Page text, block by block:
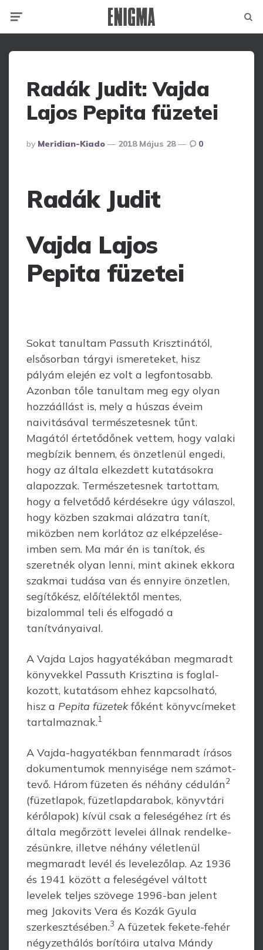
Radák Judit: Vajda
Lajos Pepita füzetei
Posted
By
By Meridian-Kiado 2018 Május 28 0
Radák Judit
Vajda Lajos
Pepita füzetei
Sokat tanultam Passuth Krisztinától,
elsősorban tárgyi ismereteket, hisz
pályám elején ez volt a legfontosabb.
Azonban tőle tanultam meg egy olyan
hozzáállást is, mely a húszas éveim
naivitásával természetesnek tűnt.
Magától értetődőnek vettem, hogy valaki
megbízik bennem, és önzetlenül engedi,
hogy az általa elkezdett kuta­tásokra
alapozzak. Természetesnek tartottam,
hogy a felvetődő kérdésekre úgy vála­szol,
hogy közben szakmai alázatra tanít,
miközben nem korlátoz az elképze­lé­se­
imben sem. Ma már én is tanítok, és
szeretnék olyan lenni, mint akinek ekkora
szakmai tudása van és ennyire önzetlen,
segítőkész, előítélektől mentes,
bizalommal teli és elfogadó a
tanítványaival.
A Vajda Lajos hagyatékában megmaradt
könyvekkel Passuth Krisztina is foglal­
kozott, kutatásom ehhez kapcsolható,
hisz a Pepita füzetekfőként könyvcí­meket
tar­tal­maznak.1
A Vajda-hagyatékban fennmaradt írásos
dokumentumok mennyisége nem szá­mot­
tevő. Három füzeten és néhány cédulán2
(füzetlapok, füzetlapdarabok, könyvtári
kérőlapok) kívül csak a feleségéhez írt és
általa megőrzött levelei állnak rendelke­
zésünkre, illetve néhány véletlenül
megmaradt levél és levelezőlap. Az 1936
és 1941 között a feleségével váltott
levelek teljes szövege 1996-ban jelent
meg Jakovits Vera és Kozák Gyula
szerkesztésében.3 A füzetek fekete-fehér
négyzethálós borítóira utalva Mándy